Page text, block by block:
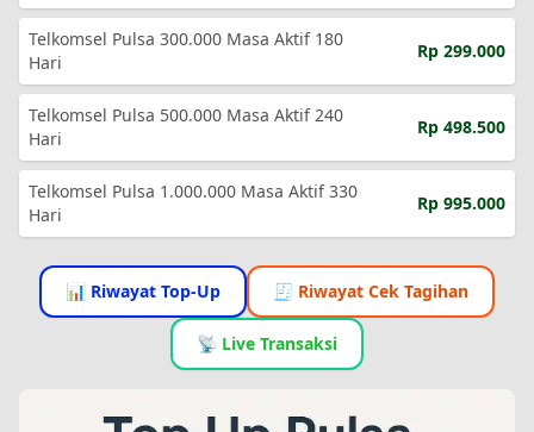
Telkomsel Pulsa 300.000 Masa Aktif 180
Hari
Rp 299.000
Telkomsel Pulsa 500.000 Masa Aktif 240
Hari
Rp 498.500
Telkomsel Pulsa 1.000.000 Masa Aktif 330
Hari
Rp 995.000
📊 Riwayat Top-Up 🧾 Riwayat Cek Tagihan
📡 Live Transaksi